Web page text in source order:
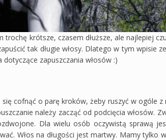
trochę krótsze, czasem dłuższe, ale najlepiej
tak długie włosy. Dlatego w tym wpisie
zapuszczania włosów :)
cofnąć o parę kroków, żeby ruszyć w ogóle z
należy zacząć od podcięcia włosów.
Dla wielu osób oczywistą sprawą
Włos na długości jest martwy. Mamy tylko